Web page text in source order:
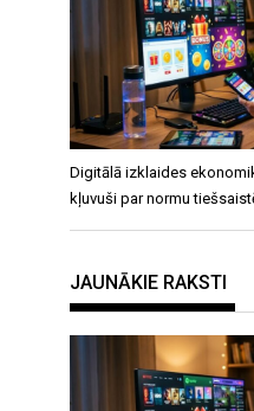
Digitālā izklaides
kļuvuši par normu
JAUNĀKIE RAKSTI